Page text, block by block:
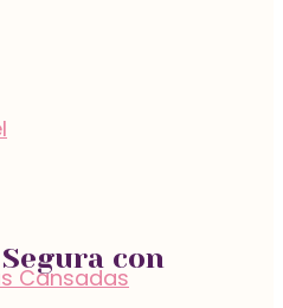
Cansadas
con